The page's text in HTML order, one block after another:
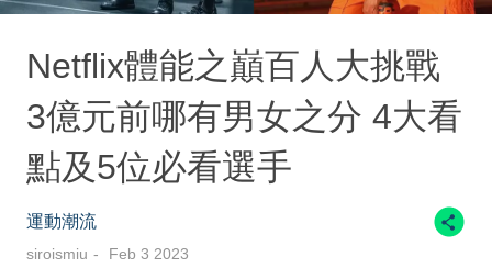
Netflix體能之巔百人大挑戰
3億元前哪有男女之分 4大看
點及5位必看選手
運動潮流
siroismiu Feb 3 2023